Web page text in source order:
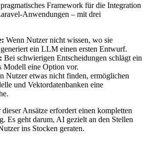
Framework für die Integration
Anwendungen – mit drei
Wenn Nutzer nicht wissen, wo sie
ein LLM einen ersten Entwurf.
Bei schwierigen Entscheidungen schlägt ein
Modell eine Option vor.
Nutzer etwas nicht finden, ermöglichen
und Vektordatenbanken eine
Ansätze erfordert einen kompletten
Es geht darum, AI gezielt an den Stellen
ins Stocken geraten.